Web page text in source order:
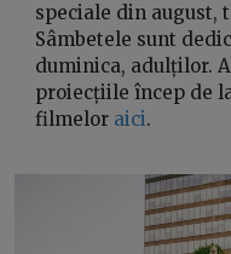
speciale din august,
Sâmbetele sunt
duminica, adulților.
proiecțiile încep de
filmelor aici.